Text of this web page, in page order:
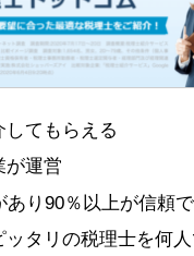
てもらえる
が運営
あり90％以上が信頼
タリの税理士を何